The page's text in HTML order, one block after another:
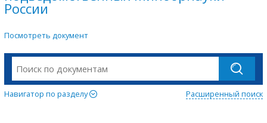
России
Посмотреть документ
Навигатор по разделу Расширенный поиск